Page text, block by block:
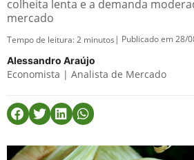
colheita lenta e a demanda
mercado
Tempo de leitura:2 minutos | Publicado em 28/
Alessandro Araújo
Economista | Analista de Mercado